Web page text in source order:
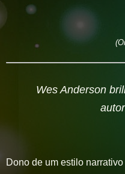
Wes Anderson
Dono de um estilo